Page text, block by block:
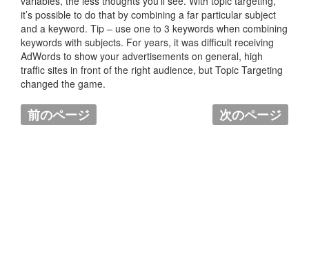
it’s possible to do that by combining a far particular subject
and a keyword. Tip – use one to 3 keywords when combining
keywords with subjects. For years, it was difficult receiving
AdWords to show your advertisements on general, high
traffic sites in front of the right audience, but Topic Targeting
changed the game.
前のページ 次のページ